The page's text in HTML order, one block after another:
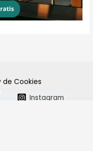
Cookies
Instagram